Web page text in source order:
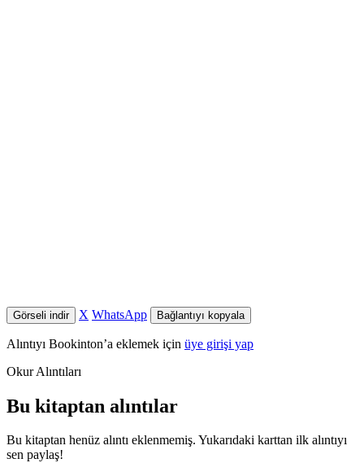
Görseli indir X WhatsApp Bağlantıyı kopyala
Alıntıyı Bookinton’a eklemek için üye girişi yap
Okur Alıntıları
Bu kitaptan alıntılar
Bu kitaptan henüz alıntı eklenmemiş. Yukarıdaki karttan ilk alıntıyı
sen paylaş!